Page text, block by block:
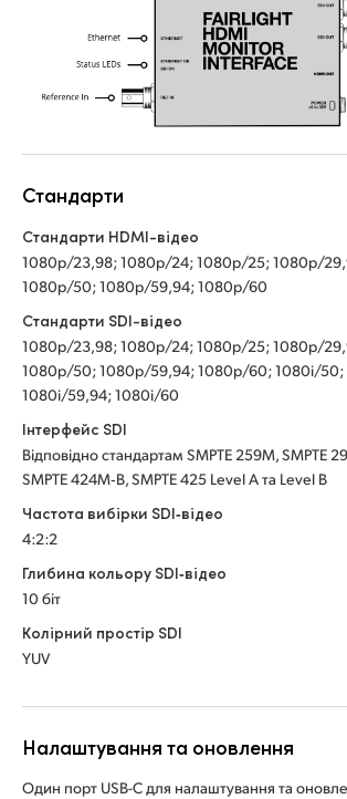
Стандарти
Стандарти HDMI-відео
1080p/23,98; 1080p/24; 1080p/25; 1080p/
1080p/50; 1080p/59,94; 1080p/60
Стандарти SDI-відео
1080p/23,98; 1080p/24; 1080p/25; 1080p/
1080p/50; 1080p/59,94; 1080p/60; 1080i/50;
1080i/59,94; 1080i/60
Інтерфейс SDI
Відповідно стандартам SMPTE 259M, SMPTE
SMPTE 424M‑B, SMPTE 425 Level А та Level В
Частота вибірки SDI‑відео
4:2:2
Глибина кольору SDI‑відео
10 біт
Колірний простір SDI
YUV
Налаштування та оновлення
Один порт USB-C для налаштування та